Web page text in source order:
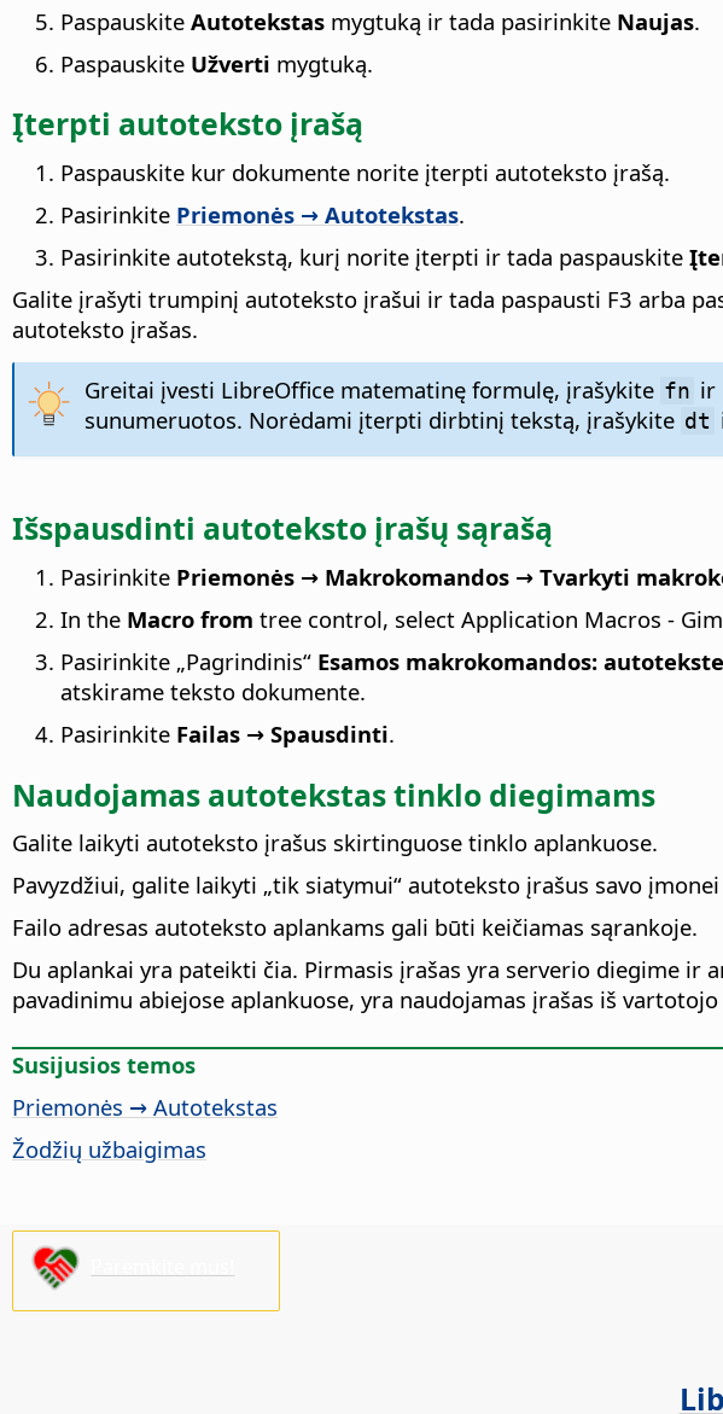
Paspauskite Autotekstas mygtuką ir tada pasirinkite Naujas.
Paspauskite Užverti mygtuką.
Įterpti autoteksto įrašą
Paspauskite kur dokumente norite įterpti autoteksto įrašą.
Pasirinkite Priemonės → Autotekstas.
Pasirinkite autotekstą, kurį norite įterpti ir tada paspauskite
Galite įrašyti trumpinį autoteksto įrašui ir tada paspausti F3 arba
autoteksto įrašas.
Greitai įvesti LibreOffice matematinę formulę, įrašykite fn ir
sunumeruotos. Norėdami įterpti dirbtinį tekstą, įrašykite dt
Išspausdinti autoteksto įrašų sąrašą
Pasirinkite Priemonės → Makrokomandos → Tvarkyti
In the Macro from tree control, select Application Macros -
Pasirinkite „Pagrindinis“ Esamos makrokomandos: autotekste
atskirame teksto dokumente.
Pasirinkite Failas → Spausdinti.
Naudojamas autotekstas tinklo diegimams
Galite laikyti autoteksto įrašus skirtinguose tinklo aplankuose.
Pavyzdžiui, galite laikyti „tik siatymui“ autoteksto įrašus savo
Failo adresas autoteksto aplankams gali būti keičiamas sąrankoje.
Du aplankai yra pateikti čia. Pirmasis įrašas yra serverio diegime ir
pavadinimu abiejose aplankuose, yra naudojamas įrašas iš
Susijusios temos
Priemonės → Autotekstas
Žodžių užbaigimas